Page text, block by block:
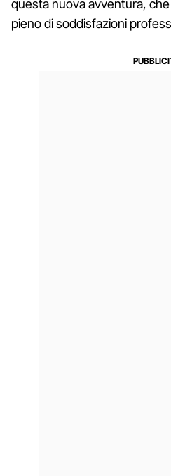
questa nuova avventura,
pieno di soddisfazioni